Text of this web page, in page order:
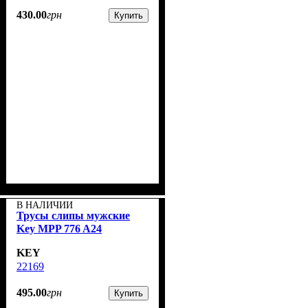
430.00грн Купить
В НАЛИЧИИ
Трусы слипы мужские
Key MPP 776 A24
KEY
22169
495.00грн Купить